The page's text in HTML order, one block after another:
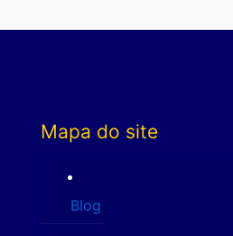
Mapa do site
Blog